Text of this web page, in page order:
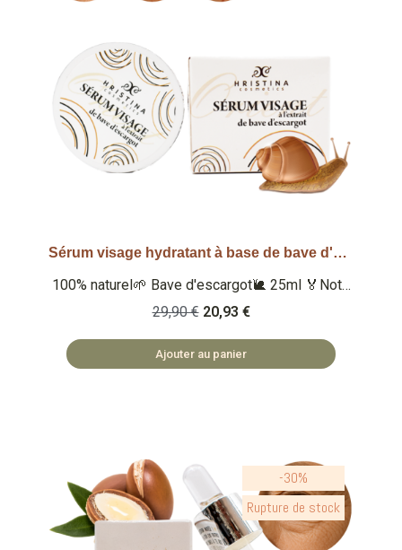
Aperçu rapide Sérum visage hydratant à base de bave d'escargot
100% naturel🌱 Bave d'escargot🐌 25ml 🏅Note
Yuka : 100/100 🏅 Note Inci Beauty 20/20
Qu'est-ce que c'est ? Un sérum 100% naturel à
l'extrait de bave d'escargot qui nourrit et lisse la
peau. Enrichi en collagène et élastine. 🏡
29,90 € 20,93 €
Ajouter au panier
-30%
Rupture de stock